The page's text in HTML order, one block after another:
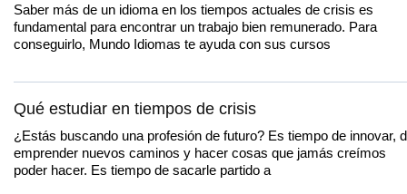
Saber más de un idioma en los tiempos actuales de crisis es
fundamental para encontrar un trabajo bien remunerado. Para
conseguirlo, Mundo Idiomas te ayuda con sus cursos
Qué estudiar en tiempos de crisis
¿Estás buscando una profesión de futuro? Es tiempo de innovar,
emprender nuevos caminos y hacer cosas que jamás creímos
poder hacer. Es tiempo de sacarle partido a